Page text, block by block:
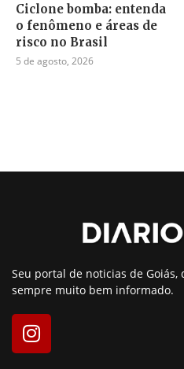
Ciclone bomba: entenda
o fenômeno e áreas de
risco no Brasil
5 de agosto, 2026
Seu portal de noticias de
sempre muito bem informado.